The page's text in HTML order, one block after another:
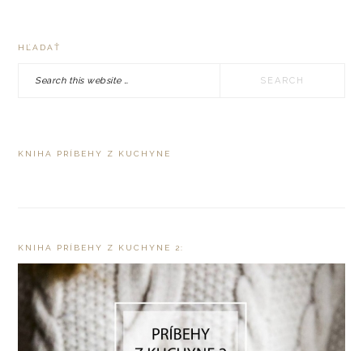
PRIMARY
SIDEBAR
HĽADAŤ
KNIHA PRÍBEHY Z KUCHYNE
KNIHA PRÍBEHY Z KUCHYNE 2: